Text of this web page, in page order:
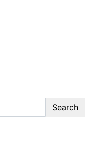
Search